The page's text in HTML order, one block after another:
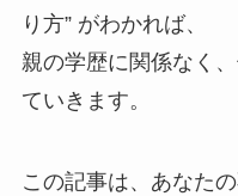
り方” がわかれば、
親の学歴に関係なく
ていきます。
この記事は、あなた